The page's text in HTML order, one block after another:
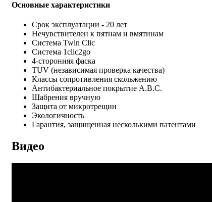
Основные характеристики
Срок эксплуатации - 20 лет
Нечувствителен к пятнам и вмятинам
Система Twin Clic
Система 1clic2go
4-сторонняя фаска
TUV (независимая проверка качества)
Классы сопротивления скольжению
Антибактериальное покрытие A.B.C.
Шабрения вручную
Защита от микротрещин
Экологичность
Гарантия, защищенная несколькими патентами
Видео